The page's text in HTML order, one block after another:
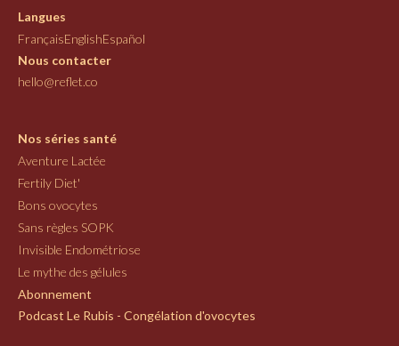
Langues
FrançaisEnglishEspañol
Nous contacter
hello@reflet.co
Nos séries santé
Aventure Lactée
Fertily Diet'
Bons ovocytes
Sans règles SOPK
Invisible Endométriose
Le mythe des gélules
Abonnement
Podcast Le Rubis - Congélation d'ovocytes